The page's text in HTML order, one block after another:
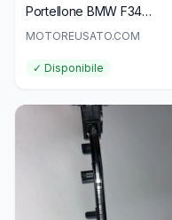
Portellone BMW F34
7286034 Originale
MOTOREUSATO.COM
✓ Disponibile